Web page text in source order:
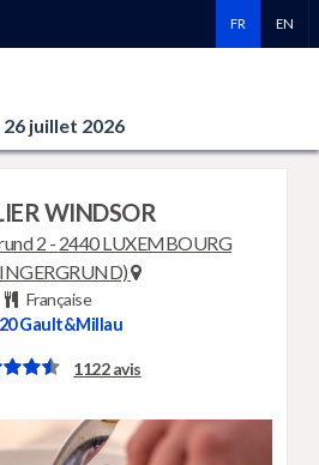
FR EN
26 juillet 2026
WINDSOR
2 - 2440 LUXEMBOURG
Française
Gault&Millau
1122 avis